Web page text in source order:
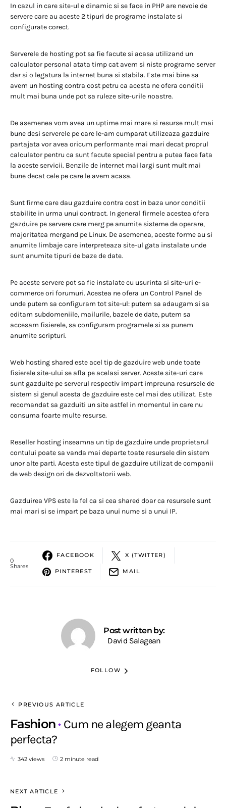
In cazul in care site-ul e dinamic si se face in PHP are nevoie de
servere care au aceste 2 tipuri de programe instalate si
configurate corect.
Serverele de hosting pot sa fie facute si acasa utilizand un
calculator personal atata timp cat avem si niste programe server
dar si o legatura la internet buna si stabila. Este mai bine sa
avem un hosting contra cost petru ca acesta ne ofera conditii
mult mai buna unde pot sa ruleze site-urile noastre.
De asemenea vom avea un uptime mai mare si resurse mult mai
bune desi serverele pe care le-am cumparat utilizeaza gazduire
partajata vor avea oricum performante mai mari decat proprul
calculator pentru ca sunt facute special pentru a putea face fata
la aceste servicii. Benzile de internet mai largi sunt mult mai
bune decat cele pe care le avem acasa.
Sunt firme care dau gazduire contra cost in baza unor conditii
stabilite in urma unui contract. In general firmele acestea ofera
gazduire pe servere care merg pe anumite sisteme de operare,
majoritatea mergand pe Linux. De asemenea, aceste forme au si
anumite limbaje care interpreteaza site-ul gata instalate unde
sunt anumite tipuri de baze de date.
Pe aceste servere pot sa fie instalate cu usurinta si site-uri e-
commerce ori forumuri. Acestea ne ofera un Control Panel de
unde putem sa configuram tot site-ul: putem sa adaugam si sa
editam subdomeniile, mailurile, bazele de date, putem sa
accesam fisierele, sa configuram programele si sa punem
anumite scripturi.
Web hosting shared este acel tip de gazduire web unde toate
fisierele site-ului se afla pe acelasi server. Aceste site-uri care
sunt gazduite pe serverul respectiv impart impreuna resursele de
sistem si genul acesta de gazduire este cel mai des utilizat. Este
recomandat sa gazduiti un site astfel in momentul in care nu
consuma foarte multe resurse.
Reseller hosting inseamna un tip de gazduire unde proprietarul
contului poate sa vanda mai departe toate resursele din sistem
unor alte parti. Acesta este tipul de gazduire utilizat de companii
de web design ori de dezvoltatorii web.
Gazduirea VPS este la fel ca si cea shared doar ca resursele sunt
mai mari si se impart pe baza unui nume si a unui IP.
0
Shares
FACEBOOK X (TWITTER)
PINTEREST MAIL
Post written by:
David Salagean
FOLLOW
PREVIOUS ARTICLE
Fashion
Cum ne alegem geanta
perfecta?
342 views 2 minute read
NEXT ARTICLE